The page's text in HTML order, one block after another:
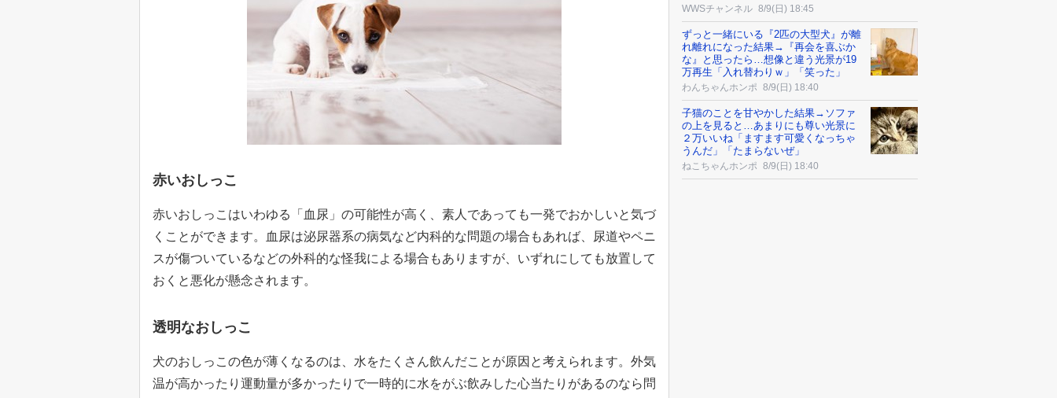
赤いおしっこ
赤いおしっこはいわゆる「血尿」の可能性が高く、素人であっても一発でおかしいと気づ
くことができます。血尿は泌尿器系の病気など内科的な問題の場合もあれば、尿道やペニ
スが傷ついているなどの外科的な怪我による場合もありますが、いずれにしても放置して
おくと悪化が懸念されます。
透明なおしっこ
犬のおしっこの色が薄くなるのは、水をたくさん飲んだことが原因と考えられます。外気
温が高かったり運動量が多かったりで一時的に水をがぶ飲みした心当たりがあるのなら問
WWSチャンネル 8/9(日) 18:45
ずっと一緒にいる『2匹の大型犬』が離
れ離れになった結果→『再会を喜ぶか
な』と思ったら…想像と違う光景が19
万再生「入れ替わりｗ」「笑った」
わんちゃんホンポ 8/9(日) 18:40
子猫のことを甘やかした結果→ソファ
の上を見ると…あまりにも尊い光景に
２万いいね「ますます可愛くなっちゃ
うんだ」「たまらないぜ」
ねこちゃんホンポ 8/9(日) 18:40